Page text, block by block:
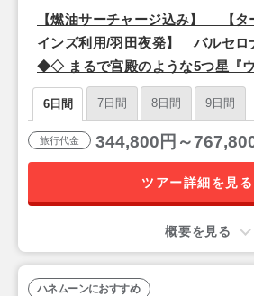
【燃油サーチャージ込み】 【タ
インズ利用/羽田夜発】 バルセ
◆◇ まるで宮殿のような5つ星『
ス』 & 有名デザイナーが手掛けた
ター』宿泊 ◇◆ 6日間
6日間 7日間 8日間 9日間
旅行代金 344,800円～
ツアー詳細を見る
概要を見る
ハネムーンにおすすめ